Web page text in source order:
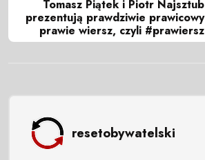
Tomasz Piątek i Piotr Najsztub
prezentują prawdziwie prawicowy
prawie wiersz, czyli #prawiersz
resetobywatelski